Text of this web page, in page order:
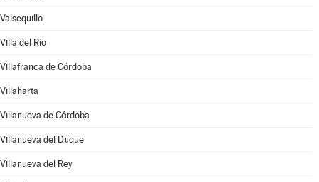
Valsequillo
Villa del Río
Villafranca de Córdoba
Villaharta
Villanueva de Córdoba
Villanueva del Duque
Villanueva del Rey